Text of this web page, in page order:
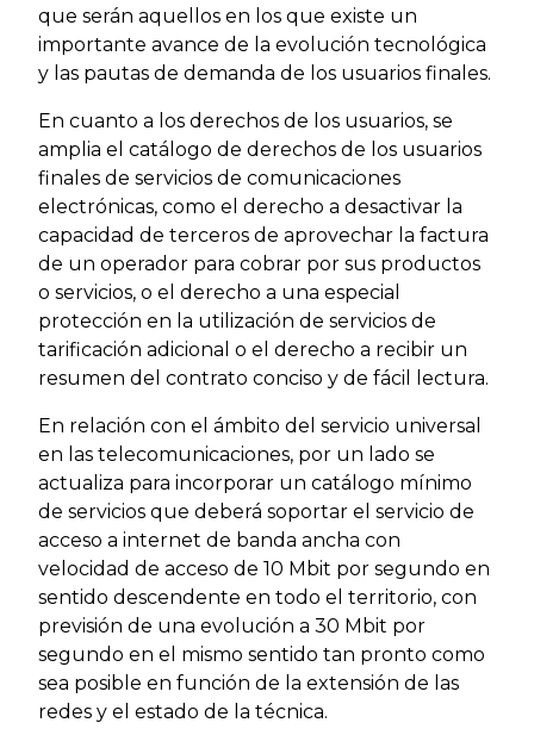
que serán aquellos en los que existe un
importante avance de la evolución tecnológica
y las pautas de demanda de los usuarios finales.
En cuanto a los derechos de los usuarios, se
amplia el catálogo de derechos de los usuarios
finales de servicios de comunicaciones
electrónicas, como el derecho a desactivar la
capacidad de terceros de aprovechar la factura
de un operador para cobrar por sus productos
o servicios, o el derecho a una especial
protección en la utilización de servicios de
tarificación adicional o el derecho a recibir un
resumen del contrato conciso y de fácil lectura.
En relación con el ámbito del servicio universal
en las telecomunicaciones, por un lado se
actualiza para incorporar un catálogo mínimo
de servicios que deberá soportar el servicio de
acceso a internet de banda ancha con
velocidad de acceso de 10 Mbit por segundo en
sentido descendente en todo el territorio, con
previsión de una evolución a 30 Mbit por
segundo en el mismo sentido tan pronto como
sea posible en función de la extensión de las
redes y el estado de la técnica.